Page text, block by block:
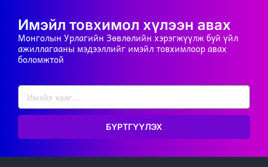
Имэйл товхимол хүлээн авах
Монголын Урлагийн Зөвлөлийн хэрэгжүүлж буй үйл
ажиллагааны мэдээллийг имэйл товхимлоор авах
боломжтой
БҮРТГҮҮЛЭХ